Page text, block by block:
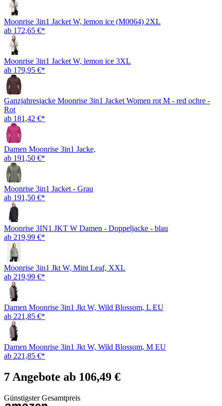
Moonrise 3in1 Jacket W, lemon ice (M0064) 2XL
ab 172,65 €*
Moonrise 3in1 Jacket W, lemon ice 3XL
ab 179,95 €*
Ganzjahresjacke Moonrise 3in1 Jacket Women rot M - red ochre -
Rot
ab 181,42 €*
Damen Moonrise 3in1 Jacke,
ab 191,50 €*
Moonrise 3in1 Jacket - Grau
ab 191,50 €*
Moonrise 3IN1 JKT W Damen - Doppeljacke - blau
ab 219,99 €*
Moonrise 3in1 Jkt W, Mint Leaf, XXL
ab 219,99 €*
Damen Moonrise 3in1 Jkt W, Wild Blossom, L EU
ab 221,85 €*
Damen Moonrise 3in1 Jkt W, Wild Blossom, M EU
ab 221,85 €*
7 Angebote ab 106,49 €
Günstigster Gesamtpreis